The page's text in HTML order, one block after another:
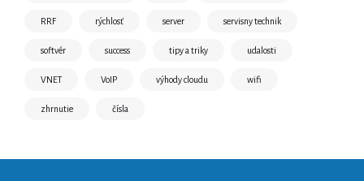
RRF rýchlosť server servisny technik
softvér success tipy a triky udalosti
VNET VoIP výhody cloudu wifi
zhrnutie čísla